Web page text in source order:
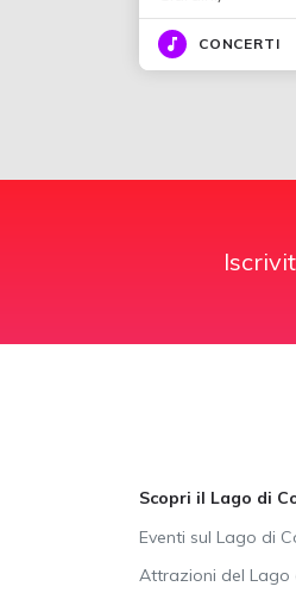
CONCERTI
Scopri il Lago di
Eventi sul Lago di
Attrazioni del Lago